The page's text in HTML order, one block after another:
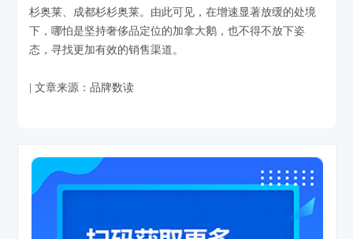
杉奥莱、成都杉杉奥莱。由此可见，在增速显著放缓的处境
下，哪怕是坚持奢侈品定位的加拿大鹅，也不得不放下姿
态，寻找更加有效的销售渠道。
| 文章来源：品牌数读